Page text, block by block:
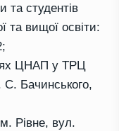
та студентів
та вищої освіти:
ЦНАП у ТРЦ
Бачинського,
Рівне, вул.